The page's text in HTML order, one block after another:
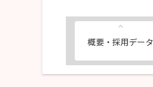
概要・採用データ